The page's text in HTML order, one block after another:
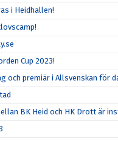
i Heidhallen!
Cup 2023!
och premiär i Allsvenskan för
BK Heid och HK Drott är